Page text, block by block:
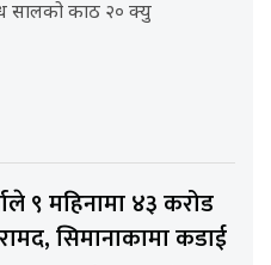
सालको काठ २० क्यु
९ महिनामा ४३ करोड
सिमानाकामा कडाई